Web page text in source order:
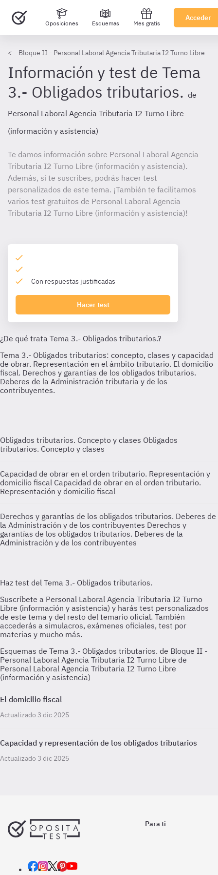
Oposiciones Esquemas Mes gratis
Acceder
Bloque II - Personal Laboral Agencia Tributaria I2 Turno Libre
Información y test de Tema
3.- Obligados tributarios. de
Personal Laboral Agencia Tributaria I2 Turno Libre
(información y asistencia)
Te damos información sobre Personal Laboral Agencia
Tributaria I2 Turno Libre (información y asistencia).
Además, si te suscribes, podrás hacer test
personalizados de este tema. ¡También te facilitamos
varios test gratuitos de Personal Laboral Agencia
Tributaria I2 Turno Libre (información y asistencia)!
Con respuestas justificadas
Hacer test
Obligados tributarios. Concepto y clases Obligados
tributarios. Concepto y clases
Capacidad de obrar en el orden tributario. Representación y
domicilio fiscal Capacidad de obrar en el orden tributario.
Representación y domicilio fiscal
Derechos y garantías de los obligados tributarios. Deberes de
la Administración y de los contribuyentes Derechos y
garantías de los obligados tributarios. Deberes de la
Administración y de los contribuyentes
Esquemas de Tema 3.- Obligados tributarios. de Bloque II -
Personal Laboral Agencia Tributaria I2 Turno Libre de
Personal Laboral Agencia Tributaria I2 Turno Libre
(información y asistencia)
El domicilio fiscal
Actualizado 3 dic 2025
Capacidad y representación de los obligados tributarios
Actualizado 3 dic 2025
Para ti